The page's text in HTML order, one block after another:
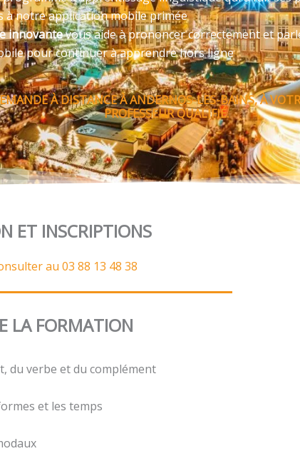
à notre application mobile primée
innovantevous aide à prononcer correctement et
pour continuer à apprendre hors ligne
À DISTANCE À ANDERNOS-LES-BAINS, À
PROFESSEUR QUALIFIÉ.
ET INSCRIPTIONS
au 03 88 13 48 38
LA FORMATION
du verbe et du complément
et les temps